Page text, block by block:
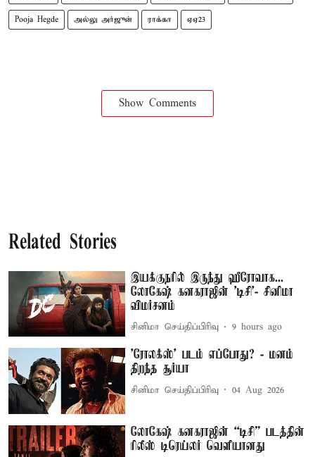
Pooja Hegde அல்லு அர்ஜுன் ராக்கா ஏஏ23
Show Comments
Related Stories
இயக்குநரில் இருந்து ஹீரோவாக...
லோகேஷ் கனகராஜின் 'டிசி'- சினிமா
விமர்சனம்
சினிமா செய்திப்பிரிவு 9 hours ago
'ரோலக்ஸ்' படம் எப்போது? - மனம்
திறந்த சூர்யா
சினிமா செய்திப்பிரிவு 04 Aug 2026
லோகேஷ் கனகராஜின் “டிசி” படத்தின்
ரிலீஸ் டிரெய்லர் வெளியானது